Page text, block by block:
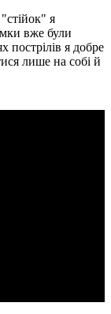
я
вже були
пострілів я добре
лише на собі й